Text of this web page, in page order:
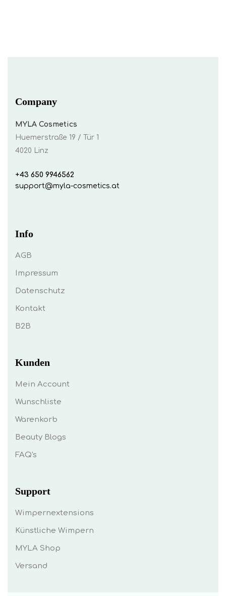
Company
MYLA Cosmetics
Huemerstraße 19 / Tür 1
4020 Linz
+43 650 9946562
support@myla-cosmetics.at
Info
AGB
Impressum
Datenschutz
Kontakt
B2B
Kunden
Mein Account
Wunschliste
Warenkorb
Beauty Blogs
FAQ's
Support
Wimpernextensions
Künstliche Wimpern
MYLA Shop
Versand